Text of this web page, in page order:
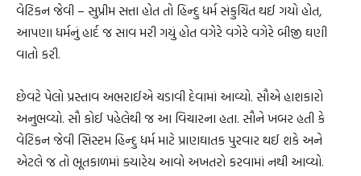
વેટિકન જેવી – સુપ્રીમ સત્તા હોત તો હિન્દુ ધર્મ સંકુચિત થઈ ગયો હોત,
આપણા ધર્મનું હાર્દ જ સાવ મરી ગયું હોત વગેરે વગેરે વગેરે બીજી ઘણી
વાતો કરી.
છેવટે પેલો પ્રસ્તાવ અભરાઈએ ચડાવી દેવામાં આવ્યો. સૌએ હાશકારો
અનુભવ્યો. સૌ કોઈ પહેલેથી જ આ વિચારના હતા. સૌને ખબર હતી કે
વેટિકન જેવી સિસ્ટમ હિન્દુ ધર્મ માટે પ્રાણઘાતક પુરવાર થઈ શકે અને
એટલે જ તો ભૂતકાળમાં ક્યારેય આવો અખતરો કરવામાં નથી આવ્યો.